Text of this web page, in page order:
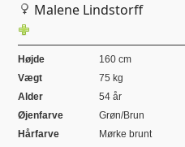
Malene Lindstorff
Højde
160 cm
Vægt
75 kg
Alder
54 år
Øjenfarve
Grøn/Brun
Hårfarve
Mørke brunt